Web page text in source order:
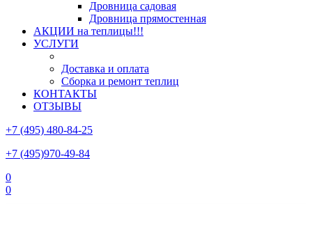
Дровница садовая
Дровница прямостенная
АКЦИИ на теплицы!!!
УСЛУГИ
Доставка и оплата
Сборка и ремонт теплиц
КОНТАКТЫ
ОТЗЫВЫ
+7 (495) 480-84-25
+7 (495)970-49-84
0
0